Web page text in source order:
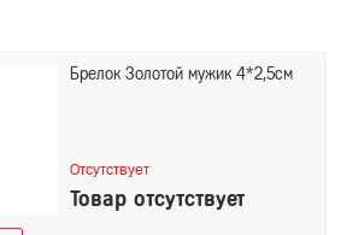
Брелок Золотой мужик 4*2,5см
Отсутствует
Товар отсутствует